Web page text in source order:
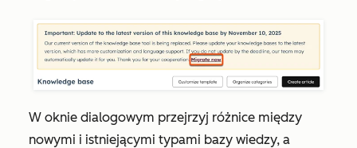
W oknie dialogowym przejrzyj różnice między
nowymi i istniejącymi typami bazy wiedzy, a